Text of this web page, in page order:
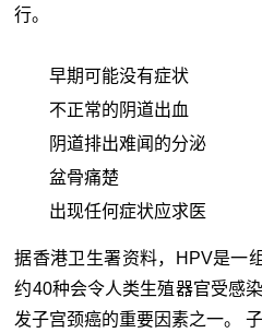
行。
早期可能没有症状
不正常的阴道出血
阴道排出难闻的分泌
盆骨痛楚
出现任何症状应求医
据香港卫生署资料，HPV是一
约40种会令人类生殖器官受感
发子宫颈癌的重要因素之一。